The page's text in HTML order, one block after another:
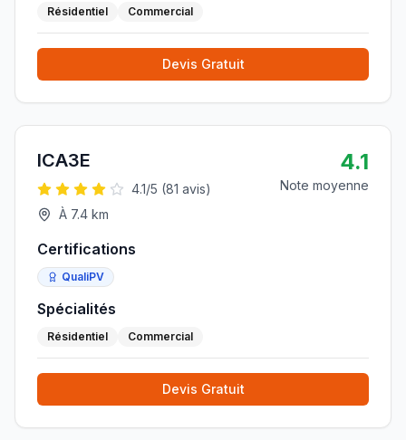
Résidentiel Commercial
Devis Gratuit
ICA3E
4.1/5 (81 avis)
À 7.4 km
4.1
Note moyenne
Certifications
QualiPV
Spécialités
Résidentiel Commercial
Devis Gratuit